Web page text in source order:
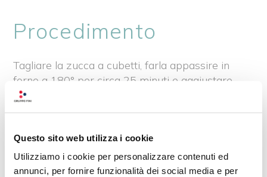
Questo sito web utilizza i cookie
Utilizziamo i cookie per personalizzare contenuti ed
annunci, per fornire funzionalità dei social media e per
Procedimento
Tagliare la zucca a cubetti, farla appassire in
forno a 180° per circa 25 minuti e aggiustare
con sale, pepe e noce moscata. In una padella
far tostare le mandorle tagliate a listarelle,
cotti in abbondante acqua salata e mantecare
con parmigiano grattugiato.